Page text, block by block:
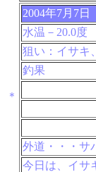
＊
2004年7月7
水温－20.0度
狙い：イサ
釣果
外道・・・サ
今日は、イサ